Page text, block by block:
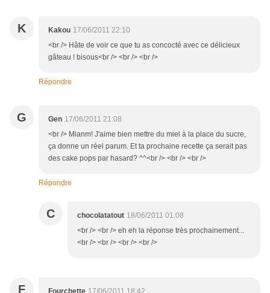
K Kakou 17/06/2011 22:10
<br /> Hâte de voir ce que tu as concocté avec ce délicieux
gâteau ! bisous<br /> <br /> <br />
Répondre
G Gen 17/06/2011 21:08
<br /> Mianm! J'aime bien mettre du miel à la place du sucre,
ça donne un réel parum. Et ta prochaine recette ça serait pas
des cake pops par hasard? ^^<br /> <br /> <br />
Répondre
C chocolatatout 18/06/2011 01:08
<br /> <br /> eh eh la réponse très prochainement...
<br /> <br /> <br /> <br />
F Fourchette 17/06/2011 18:42